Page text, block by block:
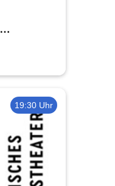
19:30 Uhr